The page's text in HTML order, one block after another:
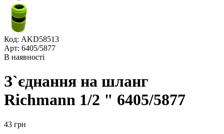
Код: AKD58513
Арт: 6405/5877
В наявності
З`єднання на шланг
Richmann 1/2 " 6405/5877
43 грн